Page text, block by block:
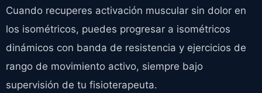
Cuando recuperes activación muscular sin dolor en
los isométricos, puedes progresar a isométricos
dinámicos con banda de resistencia y ejercicios de
rango de movimiento activo, siempre bajo
supervisión de tu fisioterapeuta.